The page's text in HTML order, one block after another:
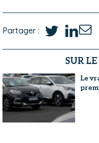
Partager :
SUR
Le